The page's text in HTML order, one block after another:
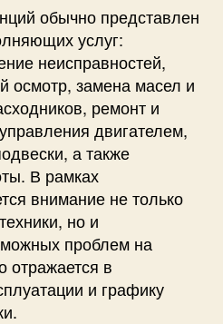
обычно представлен
услуг:
неисправностей,
осмотр, замена масел и
ремонт и
двигателем,
а также
В рамках
внимание не только
но и
проблем на
отражается в
и графику